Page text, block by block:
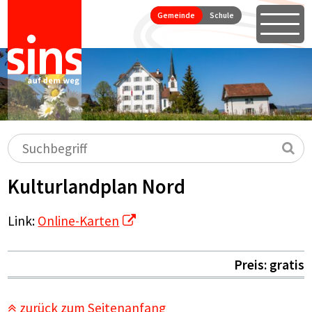
Direkt zum Inhalt springen
Hauptnavigation
Gemeinde Schule
Suchbegriff
Kulturlandplan Nord
Link: Online-Karten
Preis: gratis
zurück zum Seitenanfang